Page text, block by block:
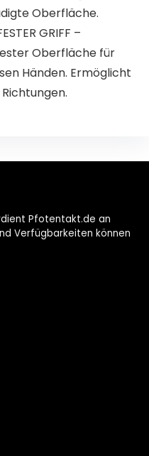
Oberfläche.
GRIFF –
Oberfläche für
Händen. Ermöglicht
Pfotentakt.de an
Verfügbarkeiten können